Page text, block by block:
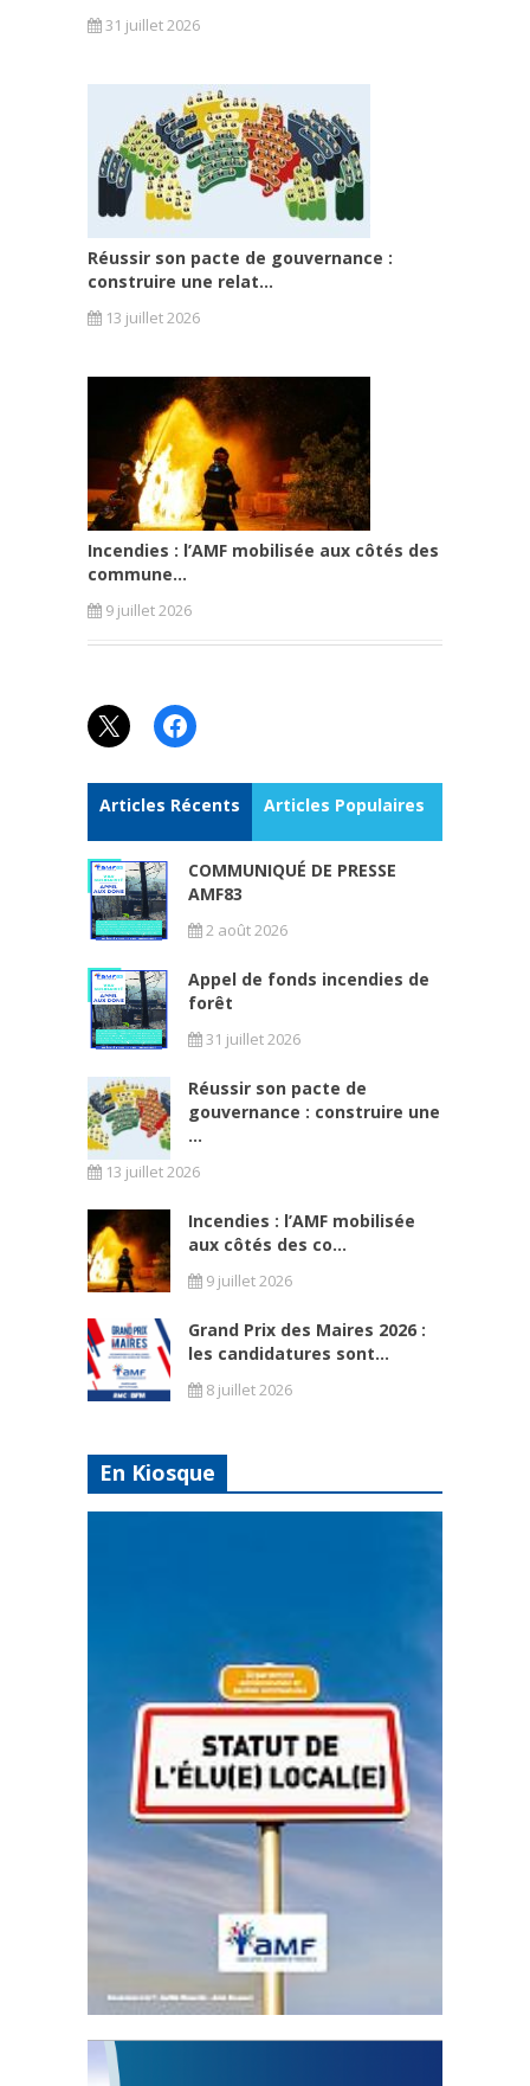
31 juillet 2026
Réussir son pacte de gouvernance :
construire une relat...
13 juillet 2026
Incendies : l’AMF mobilisée aux côtés des
commune...
9 juillet 2026
X Facebook
Articles Récents Articles Populaires
COMMUNIQUÉ DE PRESSE
AMF83
2 août 2026
Appel de fonds incendies de
forêt
31 juillet 2026
Réussir son pacte de
gouvernance : construire une
...
13 juillet 2026
Incendies : l’AMF mobilisée
aux côtés des co...
9 juillet 2026
Grand Prix des Maires 2026 :
les candidatures sont...
8 juillet 2026
En Kiosque
Statut de l’élu local
3 avril 2024